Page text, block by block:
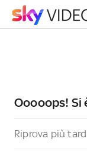
Ooooops! Si
Riprova più